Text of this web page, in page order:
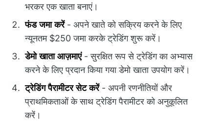
भरकर एक खाता बनाएं।
फंड जमा करें- अपने खाते को सक्रिय करने के लिए
न्यूनतम $250 जमा करके ट्रेडिंग शुरू करें।
डेमो खाता आज़माएं- सुरक्षित रूप से ट्रेडिंग का अभ्यास
करने के लिए प्रदान किया गया डेमो खाता उपयोग करें।
ट्रेडिंग पैरामीटर सेट करें- अपनी रणनीतियों और
प्राथमिकताओं के साथ ट्रेडिंग पैरामीटर को अनुकूलित
करें।